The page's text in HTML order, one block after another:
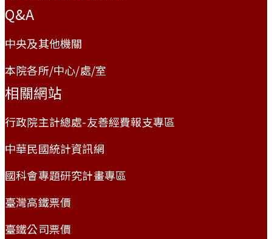
Q&A
中央及其他機關
本院各所/中心/處/室
相關網站
行政院主計總處-友善經費報支專區
中華民國統計資訊網
國科會專題研究計畫專區
臺灣高鐵票價
臺鐵公司票價